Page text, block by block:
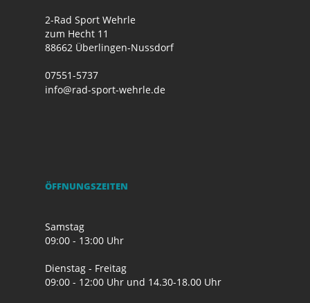
2-Rad Sport Wehrle
zum Hecht 11
88662 Überlingen-Nussdorf
07551-5737
info@rad-sport-wehrle.de
ÖFFNUNGSZEITEN
Samstag
09:00 - 13:00 Uhr
Dienstag - Freitag
09:00 - 12:00 Uhr und 14.30-18.00 Uhr